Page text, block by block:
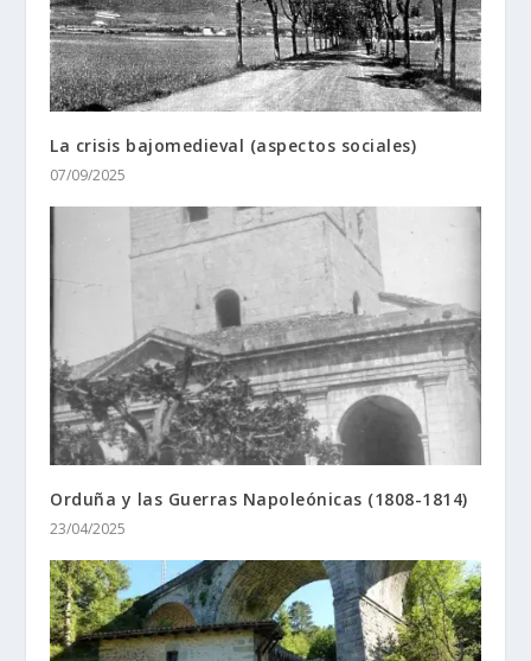
La crisis bajomedieval (aspectos sociales)
07/09/2025
Orduña y las Guerras Napoleónicas (1808-1814)
23/04/2025